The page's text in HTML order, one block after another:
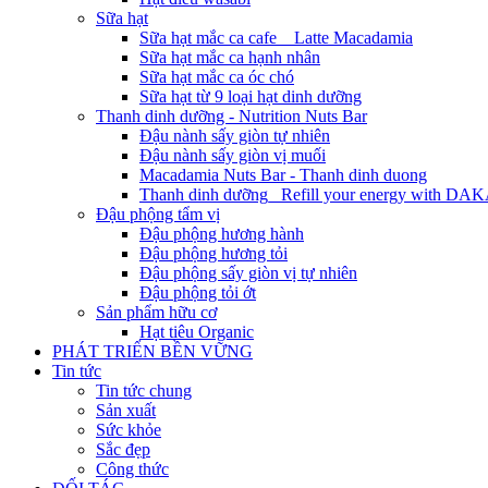
Sữa hạt
Sữa hạt mắc ca cafe _ Latte Macadamia
Sữa hạt mắc ca hạnh nhân
Sữa hạt mắc ca óc chó
Sữa hạt từ 9 loại hạt dinh dưỡng
Thanh dinh dưỡng - Nutrition Nuts Bar
Đậu nành sấy giòn tự nhiên
Đậu nành sấy giòn vị muối
Macadamia Nuts Bar - Thanh dinh duong
Thanh dinh dưỡng_ Refill your energy with
Đậu phộng tẩm vị
Đậu phộng hương hành
Đậu phộng hương tỏi
Đậu phộng sấy giòn vị tự nhiên
Đậu phộng tỏi ớt
Sản phẩm hữu cơ
Hạt tiêu Organic
PHÁT TRIỂN BỀN VỮNG
Tin tức
Tin tức chung
Sản xuất
Sức khỏe
Sắc đẹp
Công thức